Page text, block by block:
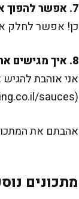
7. אפשר להפוך את זה לתבניות אישיות?
כן! אפשר לחלק את הבלילה
8. איך מגישים את העוגה בצורה הכי טובה?
אני אוהבת
(https://gilacooking.co.il/sauces/) מהאתר שלי.
אהבתם את
מתכונים